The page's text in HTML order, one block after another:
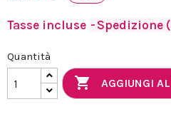
Tasse incluse Spedizione
Quantità
 AGGIUNGI